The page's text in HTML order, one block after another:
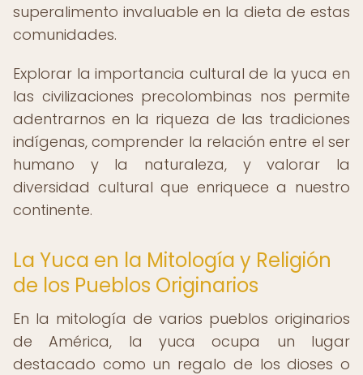
superalimento invaluable en la dieta de estas
comunidades.
Explorar la importancia cultural de la yuca en
las civilizaciones precolombinas nos permite
adentrarnos en la riqueza de las tradiciones
indígenas, comprender la relación entre el ser
humano y la naturaleza, y valorar la
diversidad cultural que enriquece a nuestro
continente.
La Yuca en la Mitología y Religión
de los Pueblos Originarios
En la mitología de varios pueblos originarios
de América, la yuca ocupa un lugar
destacado como un regalo de los dioses o